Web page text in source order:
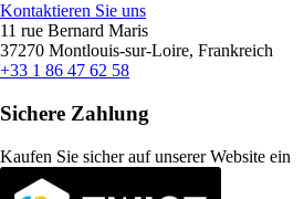
Kontaktieren Sie uns
11 rue Bernard Maris
37270 Montlouis-sur-Loire, Frankreich
+33 1 86 47 62 58
Sichere Zahlung
Kaufen Sie sicher auf unserer Website ein